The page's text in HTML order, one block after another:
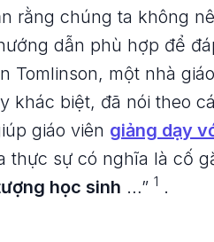
rằng chúng ta không
dẫn phù hợp để
Tomlinson, một nhà
khác biệt, đã nói theo
giáo viên giảng dạy
thực sự có nghĩa là cố
học sinh …” 1 .